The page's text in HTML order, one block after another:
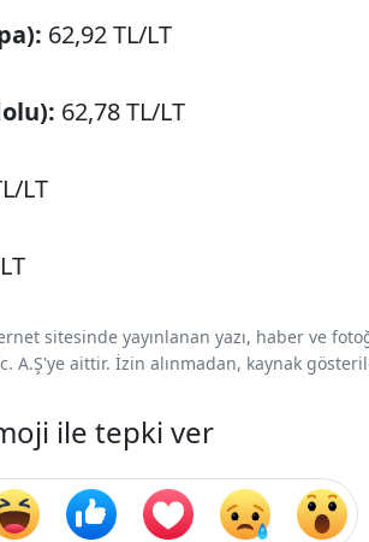
62,92 TL/LT
62,78 TL/LT
LT
sitesinde yayınlanan yazı, haber ve
A.Ş'ye aittir. İzin alınmadan, kaynak
ile tepki ver